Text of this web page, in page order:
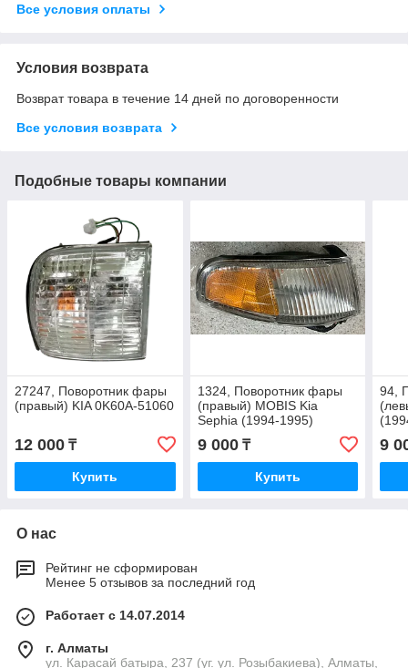
Все условия оплаты
Условия возврата
Возврат товара в течение 14 дней по договоренности
Все условия возврата
Подобные товары компании
27247, Поворотник фары
(правый) KIA 0K60A-51060
12 000 ₸
Купить
1324, Поворотник фары
(правый) MOBIS Kia
Sephia (1994-1995)
0K201-51060D
9 000₸
Купить
94,
9
О нас
Рейтинг не сформирован
Менее 5 отзывов за последний год
Работает с 14.07.2014
г. Алматы
ул. Карасай батыра, 237 (уг. ул. Розыбакиева), Алматы,